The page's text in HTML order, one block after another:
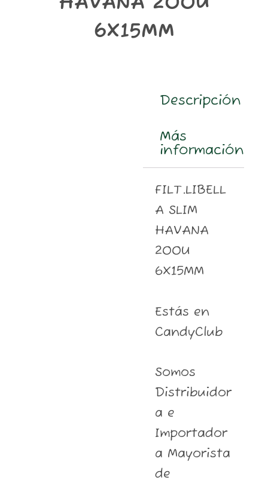
6X15MM
Descripción
Más
información
FILT.LIBELL
A SLIM
HAVANA
200U
6X15MM
Estás en
CandyClub
Somos
Distribuidor
a e
Importador
a Mayorista
de